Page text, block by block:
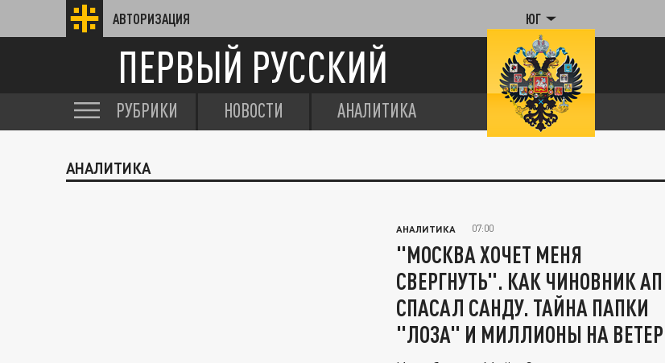
АВТОРИЗАЦИЯ ЮГ
ПЕРВЫЙ РУССКИЙ
РУБРИКИ НОВОСТИ АНАЛИТИКА
АНАЛИТИКА
АНАЛИТИКА 07:00
"МОСКВА ХОЧЕТ МЕНЯ
СВЕРГНУТЬ". КАК ЧИНОВНИК АП
СПАСАЛ САНДУ. ТАЙНА ПАПКИ
"ЛОЗА" И МИЛЛИОНЫ НА ВЕТЕР